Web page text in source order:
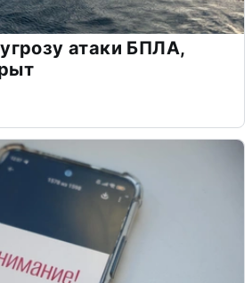
атаки БПЛА,